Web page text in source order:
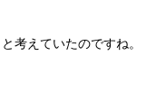
考えていたのですね。